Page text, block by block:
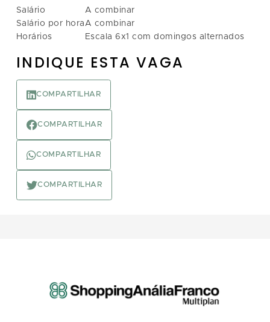
Salário
Salário por hora
Horários
A combinar
A combinar
Escala 6x1 com domingos alternados
INDIQUE ESTA VAGA
COMPARTILHAR
COMPARTILHAR
COMPARTILHAR
COMPARTILHAR